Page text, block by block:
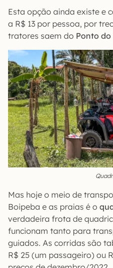
Esta opção ainda existe e
a R$ 13 por pessoa, por
tratores saem do Ponto do
Mas hoje o meio de
Boipeba e as praias é o
verdadeira frota de
funcionam tanto para
guiados. As corridas são
R$ 25 (um passageiro) ou